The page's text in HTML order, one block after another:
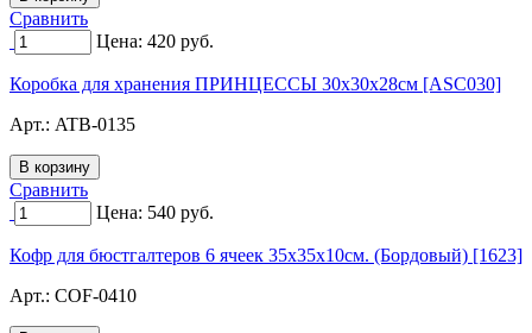
Сравнить
Цена: 420 руб.
Коробка для хранения ПРИНЦЕССЫ 30х30х28см [ASC030]
Арт.: ATB-0135
Сравнить
Цена: 540 руб.
Кофр для бюстгалтеров 6 ячеек 35х35х10см. (Бордовый) [1623]
Арт.: COF-0410